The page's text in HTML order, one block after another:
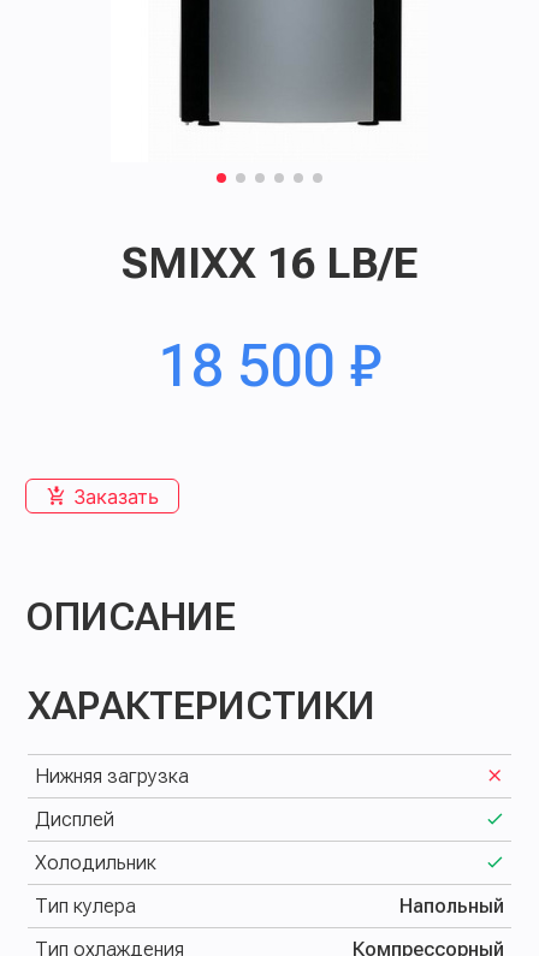
SMIXX 16 LB/E
18 500 ₽
Заказать
ОПИСАНИЕ
ХАРАКТЕРИСТИКИ
Нижняя загрузка
Дисплей
Холодильник
Тип кулера
Напольный
Тип охлаждения
Компрессорный